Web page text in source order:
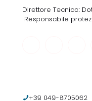
Direttore Tecnico:
Responsabile
+39 049-8705062